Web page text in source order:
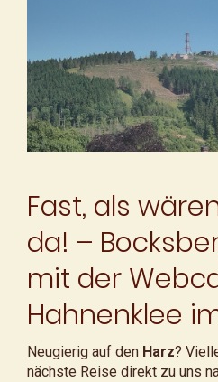
Fast, als
da! –
mit der
Hahnenklee
Neugierig auf den Harz?
nächste Reise direkt zu uns